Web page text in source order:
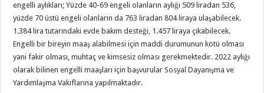
engelli aylıkları; Yüzde 40-69 engeli olanların aylığı 509 liradan 536,
yüzde 70 üstü engeli olanların da 763 liradan 804 liraya ulaşabilecek.
1.384 lira tutarındaki evde bakım desteği, 1.457 liraya çıkabilecek.
Engelli bir bireyin maaş alabilmesi için maddi durumunun kötü olması
yani fakir olması, muhtaç ve kimsesiz olması gerekmektedir. 2022 aylığı
olarak bilinen engelli maaşları için başvurular Sosyal Dayanışma ve
Yardımlaşma Vakıflarına yapılmaktadır.